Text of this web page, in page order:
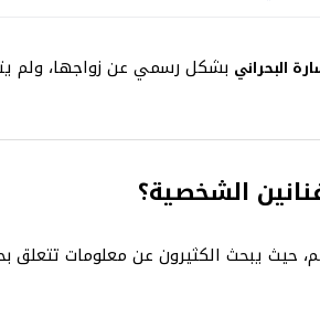
البحراني بشكل رسمي عن زواجها، ولم
الشخصية؟
حيث يبحث الكثيرون عن معلومات تتعلق